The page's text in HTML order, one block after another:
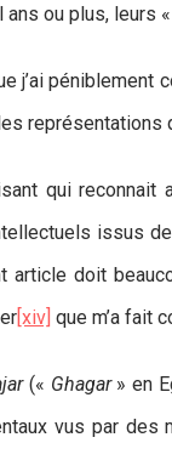
ans ou plus, leurs
j’ai péniblement
qui reconnait
issus
doit
[xiv] que m’a fait
(« Ghagar» en
vus par des